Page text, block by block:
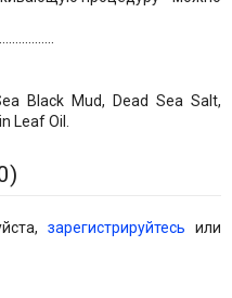
Black Mud, Dead Sea Salt,
Leaf Oil.
)
зарегистрируйтесь или